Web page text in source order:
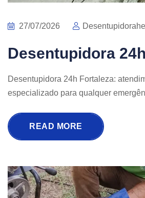
27/07/2026
Desentupidora
Desentupidora 24h Fortaleza:
especializado para qualquer
READ MORE